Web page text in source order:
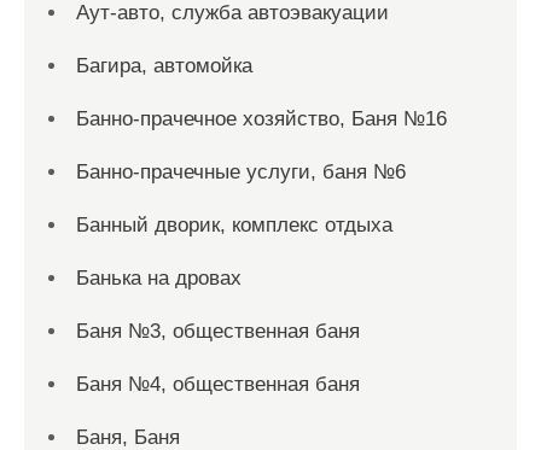
Аут-авто, служба автоэвакуации
Багира, автомойка
Банно-прачечное хозяйство, Баня №16
Банно-прачечные услуги, баня №6
Банный дворик, комплекс отдыха
Банька на дровах
Баня №3, общественная баня
Баня №4, общественная баня
Баня, Баня